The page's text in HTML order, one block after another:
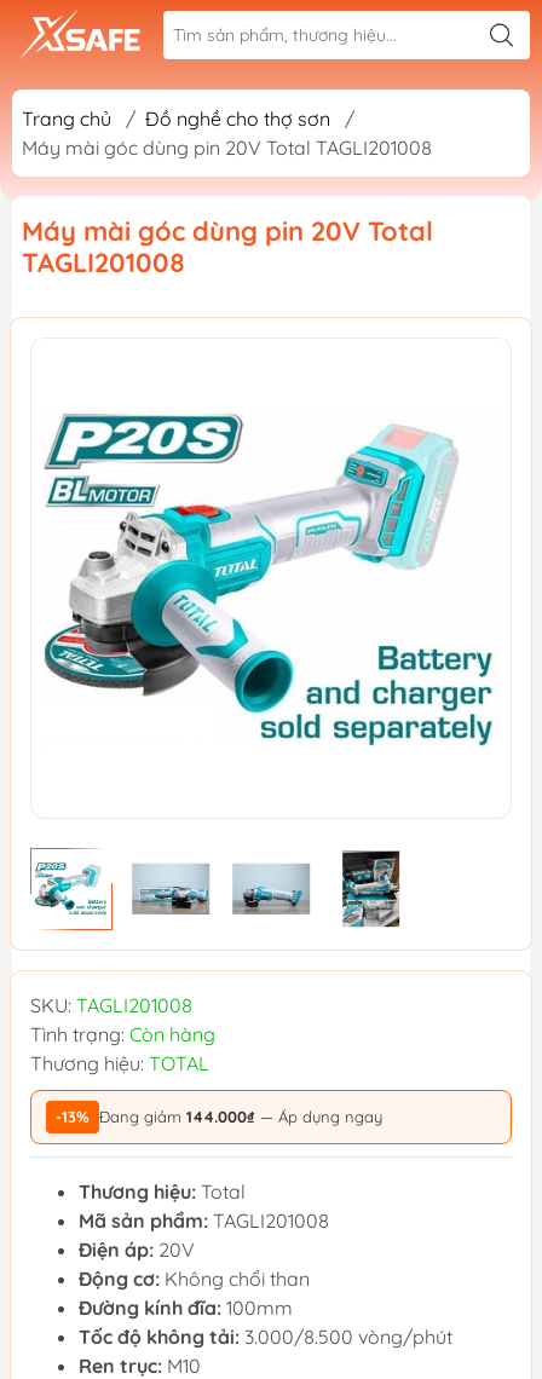
Trang chủ / Đồ nghề cho thợ sơn
/
Máy mài góc dùng pin 20V Total TAGLI201008
Máy mài góc dùng pin 20V Total
TAGLI201008
SKU: TAGLI201008
Tình trạng: Còn hàng
Thương hiệu: TOTAL
-13% Đang giảm 144.000₫ — Áp dụng ngay
Thương hiệu: Total
Mã sản phẩm: TAGLI201008
Điện áp: 20V
Động cơ: Không chổi than
Đường kính đĩa: 100mm
Tốc độ không tải: 3.000/8.500 vòng/phút
Ren trục: M10